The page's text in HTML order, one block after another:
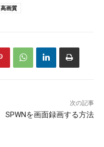
高画質
次の記事
SPWNを画面録画する方法